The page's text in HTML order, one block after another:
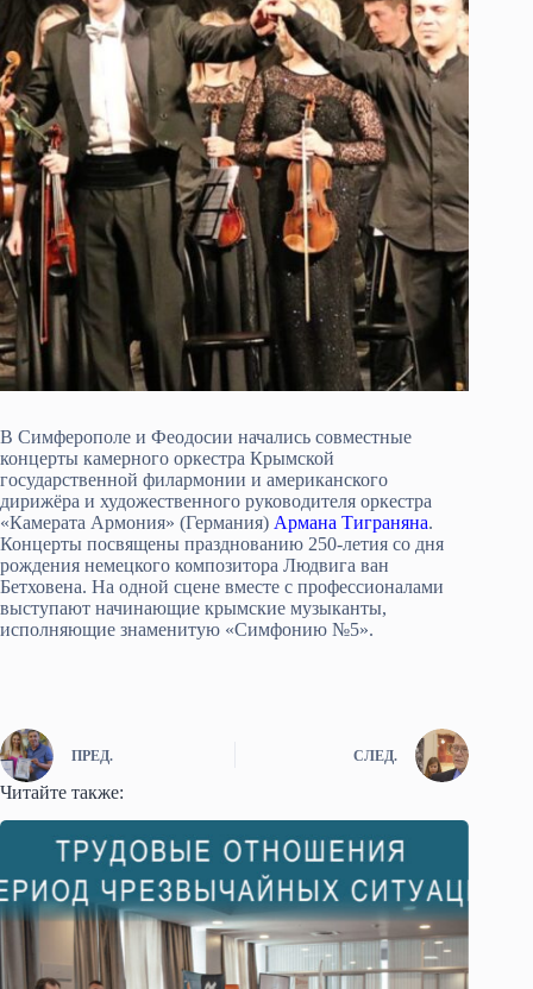
В Симферополе и Феодосии начались совместные
концерты камерного оркестра Крымской
государственной филармонии и американского
дирижёра и художественного руководителя оркестра
«Камерата Армония» (Германия) Армана Тиграняна.
Концерты посвящены празднованию 250-летия со дня
рождения немецкого композитора Людвига ван
Бетховена. На одной сцене вместе с профессионалами
выступают начинающие крымские музыканты,
исполняющие знаменитую «Симфонию №5».
ПРЕД. СЛЕД.
Читайте также: